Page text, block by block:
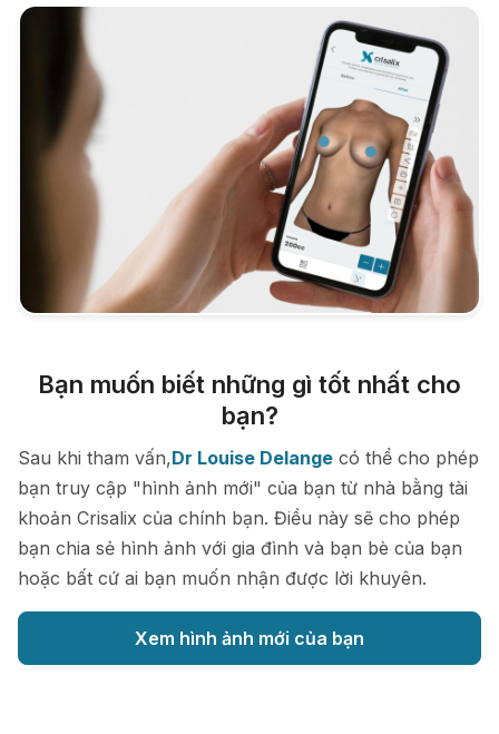
Bạn muốn biết những gì tốt nhất cho
bạn?
Sau khi tham vấn,Dr Louise Delange có thể cho phép
bạn truy cập "hình ảnh mới" của bạn từ nhà bằng tài
khoản Crisalix của chính bạn. Điều này sẽ cho phép
bạn chia sẻ hình ảnh với gia đình và bạn bè của bạn
hoặc bất cứ ai bạn muốn nhận được lời khuyên.
Xem hình ảnh mới của bạn